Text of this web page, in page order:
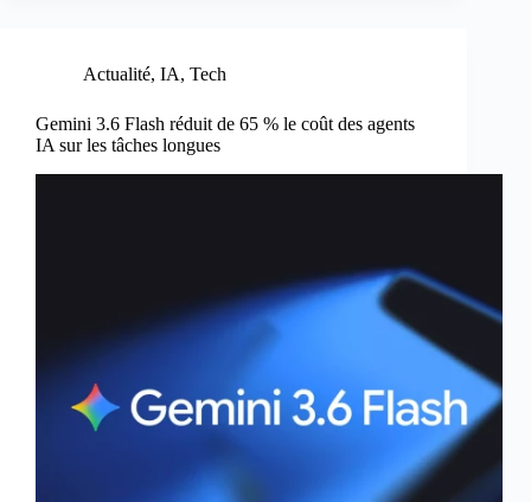
Actualité, IA, Tech
Gemini 3.6 Flash réduit de 65 % le coût des agents
IA sur les tâches longues